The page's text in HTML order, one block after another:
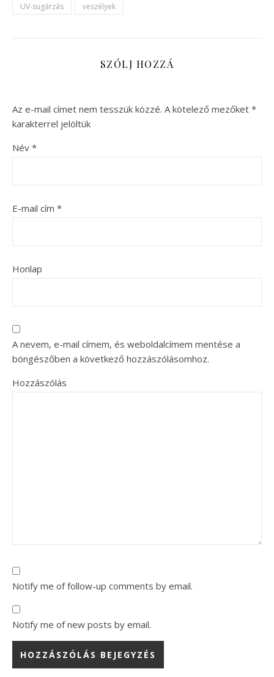
UV-sugárzás
veszélyek
SZÓLJ HOZZÁ
Az e-mail címet nem tesszük közzé. A kötelező mezőket *
karakterrel jelöltük
Név *
E-mail cím *
Honlap
A nevem, e-mail címem, és weboldalcímem mentése a
böngészőben a következő hozzászólásomhoz.
Hozzászólás
Notify me of follow-up comments by email.
Notify me of new posts by email.